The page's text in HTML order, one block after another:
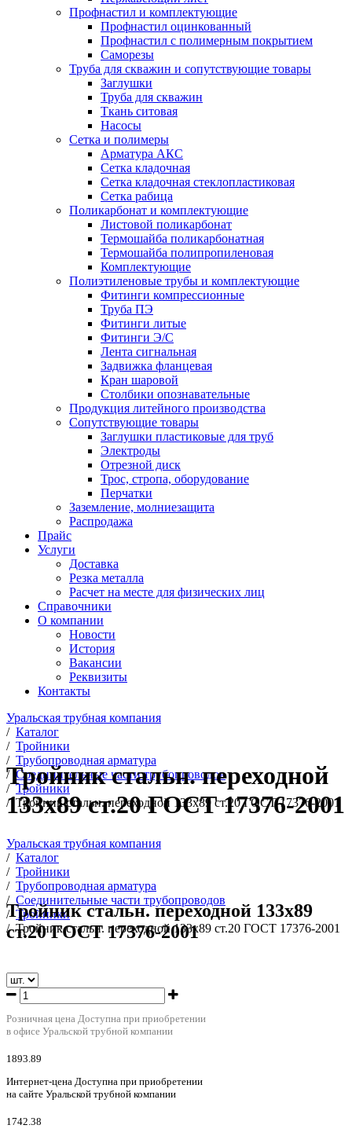
Профнастил и комплектующие
Профнастил оцинкованный
Профнастил с полимерным покрытием
Саморезы
Труба для скважин и сопутствующие товары
Заглушки
Труба для скважин
Ткань ситовая
Насосы
Сетка и полимеры
Арматура АКС
Сетка кладочная
Сетка кладочная стеклопластиковая
Сетка рабица
Поликарбонат и комплектующие
Листовой поликарбонат
Термошайба поликарбонатная
Термошайба полипропиленовая
Комплектующие
Полиэтиленовые трубы и комплектующие
Фитинги компрессионные
Труба ПЭ
Фитинги литые
Фитинги Э/С
Лента сигнальная
Задвижка фланцевая
Кран шаровой
Столбики опознавательные
Продукция литейного производства
Сопутствующие товары
Заглушки пластиковые для труб
Электроды
Отрезной диск
Трос, стропа, оборудование
Перчатки
Заземление, молниезащита
Распродажа
Прайс
Услуги
Доставка
Резка металла
Расчет на месте для физических лиц
Справочники
О компании
Новости
История
Вакансии
Реквизиты
Контакты
Уральская трубная компания
/ Каталог
/ Тройники
/ Трубопроводная арматура
/ Соединительные части трубопроводов
/ Тройники
/ Тройник стальн. переходной 133х89 ст.20 ГОСТ 17376-2001
Тройник стальн. переходной
133х89 ст.20 ГОСТ 17376-2001
Уральская трубная компания
/ Каталог
/ Тройники
/ Трубопроводная арматура
/ Соединительные части трубопроводов
/ Тройники
/ Тройник стальн. переходной 133х89 ст.20 ГОСТ 17376-2001
Тройник стальн. переходной 133х89
ст.20 ГОСТ 17376-2001
Розничная цена Доступна при приобретении
в офисе Уральской трубной компании
1893.89
Интернет-цена Доступна при приобретении
на сайте Уральской трубной компании
1742.38